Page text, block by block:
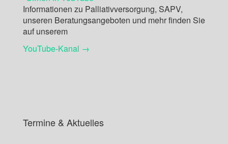
Informationen zu Palliativversorgung, SAPV,
unseren Beratungsangeboten und mehr finden Sie
auf unserem
YouTube-Kanal →
Termine & Aktuelles